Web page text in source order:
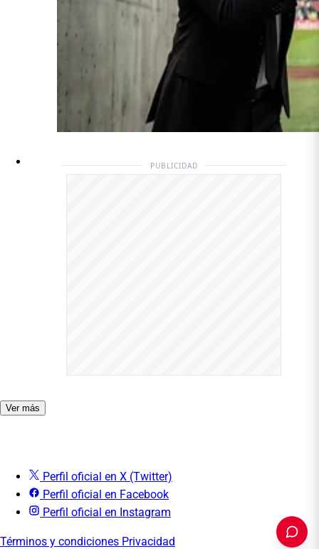
PUBLICIDAD
Ver más
Perfil oficial en X (Twitter)
Perfil oficial en Facebook
Perfil oficial en Instagram
Términos y condiciones Privacidad